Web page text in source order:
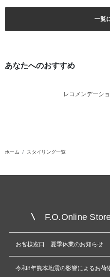
一覧
あなたへのおすすめ
レコメンデーシ
ホーム スタイリング一覧
F.O.Online
お客様窓口 夏季休業のお知らせ
令和8年熊本地震の影響によるお荷